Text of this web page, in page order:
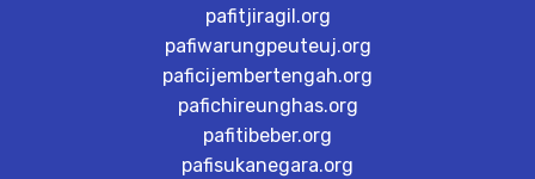
pafitjiragil.org
pafiwarungpeuteuj.org
paficijembertengah.org
pafichireunghas.org
pafitibeber.org
pafisukanegara.org